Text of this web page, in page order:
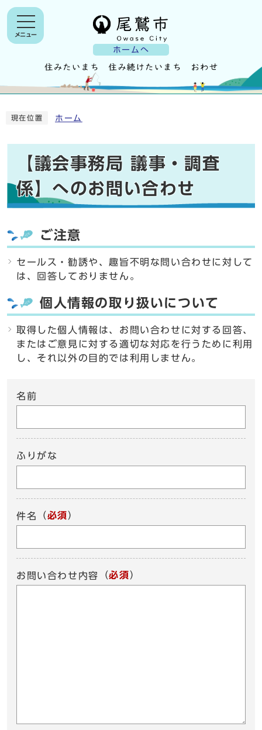
ホームへ
メニュー
現在位置 ホーム
【議会事務局 議事・調査
係】へのお問い合わせ
ご注意
セールス・勧誘や、趣旨不明な問い合わせに対して
は、回答しておりません。
個人情報の取り扱いについて
取得した個人情報は、お問い合わせに対する回答、
またはご意見に対する適切な対応を行うために利用
し、それ以外の目的では利用しません。
名前
ふりがな
件名 （必須）
お問い合わせ内容 （必須）